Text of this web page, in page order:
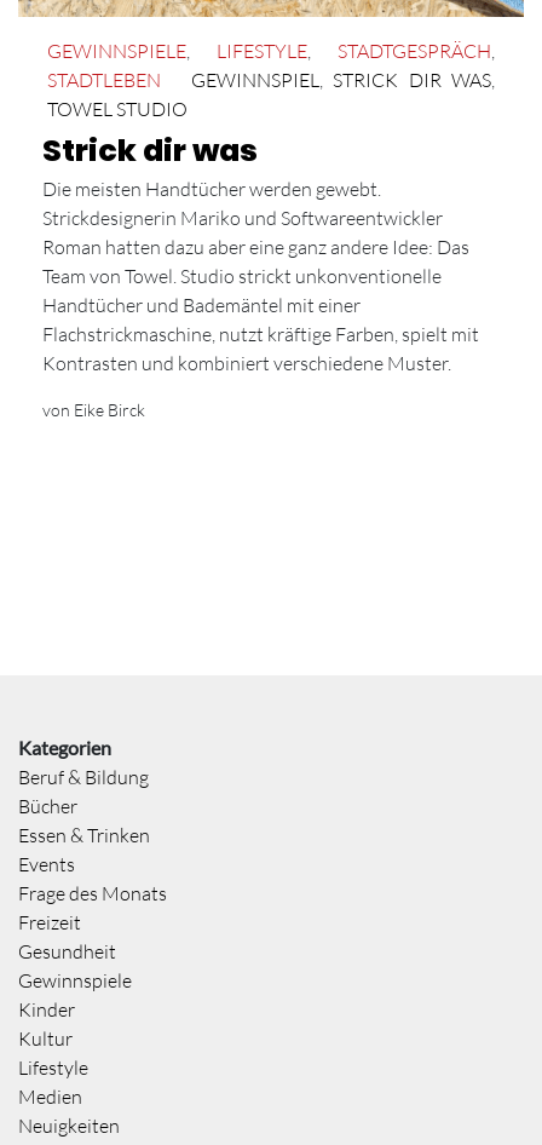
GEWINNSPIELE LIFESTYLE STADTGESPRÄCH
STADTLEBEN
GEWINNSPIEL STRICK DIR WAS
TOWEL STUDIO
Strick dir was
Die meisten Handtücher werden gewebt.
Strickdesignerin Mariko und Softwareentwickler
Roman hatten dazu aber eine ganz andere Idee: Das
Team von Towel. Studio strickt unkonventionelle
Handtücher und Bademäntel mit einer
Flachstrickmaschine, nutzt kräftige Farben, spielt mit
Kontrasten und kombiniert verschiedene Muster.
von Eike Birck
Kategorien
Beruf & Bildung
Bücher
Essen & Trinken
Events
Frage des Monats
Freizeit
Gesundheit
Gewinnspiele
Kinder
Kultur
Lifestyle
Medien
Neuigkeiten